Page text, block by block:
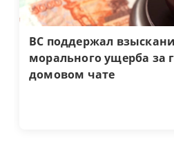
ВС поддержал
морального ущерба за
домовом чате